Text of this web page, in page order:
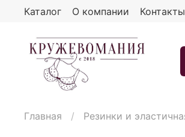
Каталог О компании Контакты
Главная Резинки и